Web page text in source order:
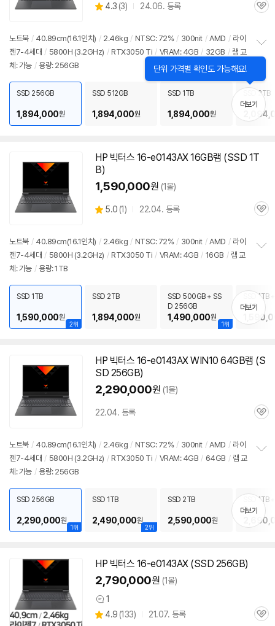
별
4.3 (상
뷰
3) 24.06. 등록
관
노트북 / 40.89cm(16.1인치) / 2.46kg / NTSC: 72% / 300nit / AMD / 라이
젠7-4세대 / 5800H (3.2GHz) / RTX3050 Ti / VRAM: 4GB / 32GB / 램 교
체: 가능 / 용량: 256GB
정
펼
치
기
SSD 256GB
1,894,000원
SSD 512GB
1,894,000원
SSD 1TB
1,894,000원
SSD 2TB
단위 가격별 확인도 가능해요!
기
더보기
HP 빅터스 16-e0143AX 16GB램 (SSD 1T
B)
1,590,000원 (1몰)
별
5.0 (상
뷰
1) 22.04. 등록
관
노트북 / 40.89cm(16.1인치) / 2.46kg / NTSC: 72% / 300nit / AMD / 라이
젠7-4세대 / 5800H (3.2GHz) / RTX3050 Ti / VRAM: 4GB / 16GB / 램 교
체: 가능 / 용량: 1TB
치
기
2위
SSD 1TB
1,590,000원
SSD 2TB
1,894,000원
1위
SSD 500GB + SS
D 256GB
1,490,000원
SSD 1TB
6GB
더보기
HP 빅터스 16-e0143AX WIN10 64GB램 (S
SD 256GB)
2,290,000원 (1몰)
22.04. 등록
관
노트북 / 40.89cm(16.1인치) / 2.46kg / NTSC: 72% / 300nit / AMD / 라이
젠7-4세대 / 5800H (3.2GHz) / RTX3050 Ti / VRAM: 4GB / 64GB / 램 교
체: 가능 / 용량: 256GB
치
기
1위
SSD 256GB
2,290,000원
2위
SSD 1TB
2,490,000원
SSD 2TB
2,590,000원
SSD 1TB
B
더보기
HP 빅터스 16-e0143AX (SSD 256GB)
2,790,000원 (1몰)
상
품
1
별
4.9 (상
133) 21.07. 등록
관